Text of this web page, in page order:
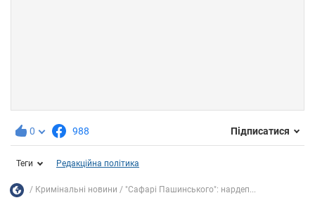
0 988 Підписатися
Теги Редакційна політика
Кримінальні новини "Сафарі Пашинського": нардеп...